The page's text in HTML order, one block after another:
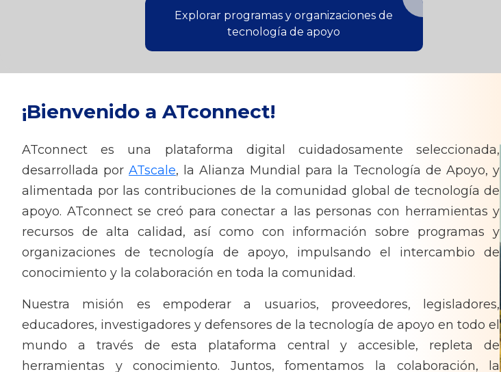
Explorar programas y organizaciones de
tecnología de apoyo
¡Bienvenido a ATconnect!
ATconnect es una plataforma digital cuidadosamente seleccionada,
desarrollada porATscale, la Alianza Mundial para la Tecnología de Apoyo, y
alimentada por las contribuciones de la comunidad global de tecnología de
apoyo. ATconnect se creó para conectar a las personas con herramientas y
recursos de alta calidad, así como con información sobre programas y
organizaciones de tecnología de apoyo, impulsando el intercambio de
conocimiento y la colaboración en toda la comunidad.
Nuestra misión es empoderar a usuarios, proveedores, legisladores,
educadores, investigadores y defensores de la tecnología de apoyo en todo el
mundo a través de esta plataforma central y accesible, repleta de
herramientas y conocimiento. Juntos, fomentamos la colaboración, la